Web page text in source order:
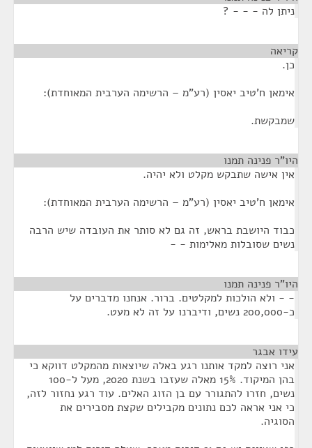
ניתן לה - - - ?
קריאה
כן.
אימאן ח'טיב יאסין (רע"מ – הרשימה הערבית המאוחדת):
שמבקשת.
היו"ר פנינה תמנו
אין אישה שתבקש מקלט ולא יהיה.
אימאן ח'טיב יאסין (רע"מ – הרשימה הערבית המאוחדת):
כבוד היושבת בראש, זה גם לא סותר את העובדה שיש הרבה
נשים שסובלות מאלימות - -
היו"ר פנינה תמנו
- - ולא הולכות למקלטים. ברור. אנחנו מדברים על
כ-200,000 נשים, ודיברנו על זה לא מעט.
עידו אבגר
אני רוצה למקד אותנו רגע באלה שיוצאות מהמקלט דווקא כי
בהן המיקוד. 15% מאלה שעזבו בשנת 2020, מעל ל-100
נשים, חזרו להתגורר עם בן הזוג האלים. עוד רגע נחזור לזה,
כי אני אראה לכם נתונים מקבילים שקצת מסבירים את
הסוגיה.